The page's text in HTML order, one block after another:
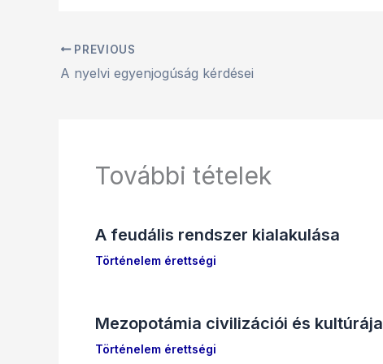
PREVIOUS
A nyelvi egyenjogúság kérdései
További tételek
A feudális rendszer kialakulása
Történelem érettségi
Mezopotámia civilizációi és kultúrája
Történelem érettségi